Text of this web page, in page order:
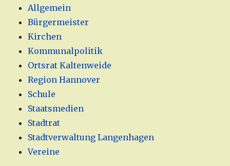
Allgemein
Bürgermeister
Kirchen
Kommunalpolitik
Ortsrat Kaltenweide
Region Hannover
Schule
Staatsmedien
Stadtrat
Stadtverwaltung Langenhagen
Vereine